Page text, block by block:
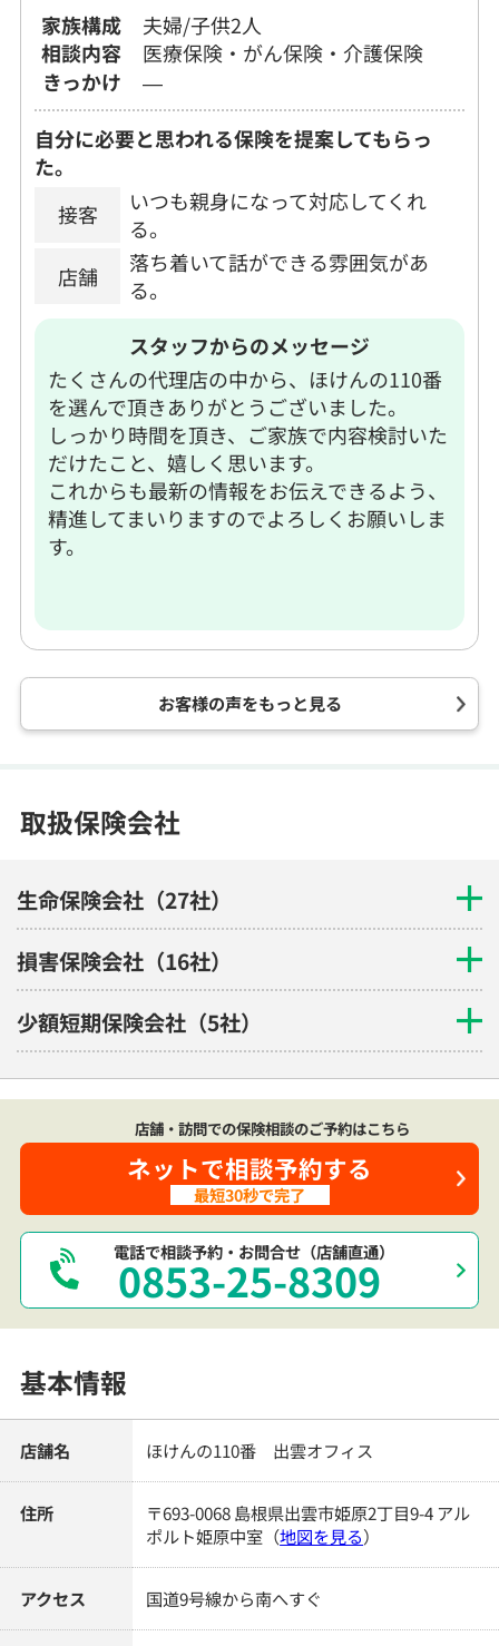
家族構成
夫婦/子供2人
相談内容
医療保険・がん保険・介護保険
きっかけ
―
自分に必要と思われる保険を提案してもらっ
た。
接客
いつも親身になって対応してくれ
る。
店舗
落ち着いて話ができる雰囲気があ
る。
スタッフからのメッセージ
たくさんの代理店の中から、ほけんの110番
を選んで頂きありがとうございました。
しっかり時間を頂き、ご家族で内容検討いた
だけたこと、嬉しく思います。
これからも最新の情報をお伝えできるよう、
精進してまいりますのでよろしくお願いしま
す。
お客様の声をもっと見る
取扱保険会社
生命保険会社（27社）
損害保険会社（16社）
少額短期保険会社（5社）
電話で相談予約・お問合せ（店舗直通）
0853-25-8309
店舗・訪問での保険相談のご予約はこちら
ネットで相談予約する
最短30秒で完了
基本情報
店舗名 ほけんの110番 出雲オフィス
住所
〒693-0068 島根県出雲市姫原2丁目9-4 アル
ポルト姫原中室 （地図を見る）
アクセス 国道9号線から南へすぐ